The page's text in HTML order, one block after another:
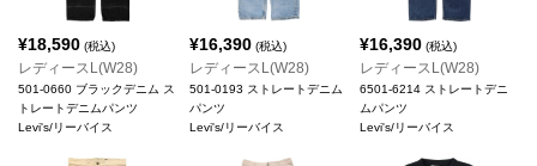
¥18,590 (税込)
レディースL(W28)
501-0660 ブラックデニム ス
トレートデニムパンツ
Levi's/リーバイス
¥16,390(税込)
レディースL(W28)
501-0193 ストレートデニム
パンツ
Levi's/リーバイス
¥16,390 (税込)
レディースL(W28)
6501-6214 ストレートデニ
ムパンツ
Levi's/リーバイス